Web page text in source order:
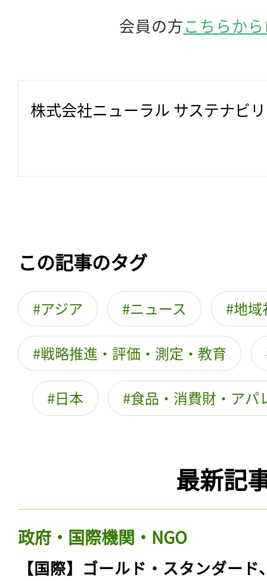
会員の方こちらか
株式会社ニューラル サステナビ
この記事のタグ
アジア ニュース 地域
戦略推進・評価・測定・教育
日本 食品・消費財・アパ
最新記
政府・国際機関・NGO
【国際】ゴールド・スタンダード